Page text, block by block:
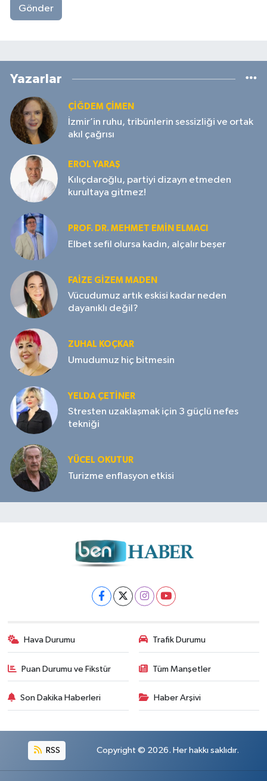
Gönder
Yazarlar
ÇIĞDEM ÇIMEN
İzmir’in ruhu, tribünlerin sessizliği ve ortak
akıl çağrısı
EROL YARAŞ
Kılıçdaroğlu, partiyi dizayn etmeden
kurultaya gitmez!
PROF. DR. MEHMET EMIN ELMACI
Elbet sefil olursa kadın, alçalır beşer
FAIZE GIZEM MADEN
Vücudumuz artık eskisi kadar neden
dayanıklı değil?
ZUHAL KOÇKAR
Umudumuz hiç bitmesin
YELDA ÇETİNER
Stresten uzaklaşmak için 3 güçlü nefes
tekniği
YÜCEL OKUTUR
Turizme enflasyon etkisi
Hava Durumu Trafik Durumu
Puan Durumu ve Fikstür Tüm Manşetler
Son Dakika Haberleri Haber Arşivi
RSS Copyright © 2026. Her hakkı saklıdır.